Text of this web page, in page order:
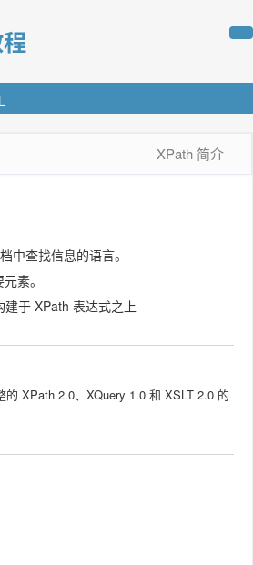
XPath 简介
中查找信息的语言。
素。
于 XPath 表达式之上
的 XPath 2.0、XQuery 1.0 和 XSLT 2.0 的